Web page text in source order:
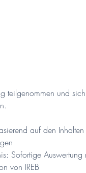
teilgenommen und
auf den
Sofortige
von IREB